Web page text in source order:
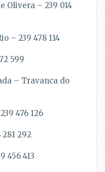
Olivera – 239 014
– 239 478 114
599
– Travanca do
476 126
292
456 413